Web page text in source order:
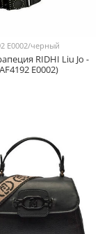
E0002/черный
RIDHI Liu Jo -
E0002)